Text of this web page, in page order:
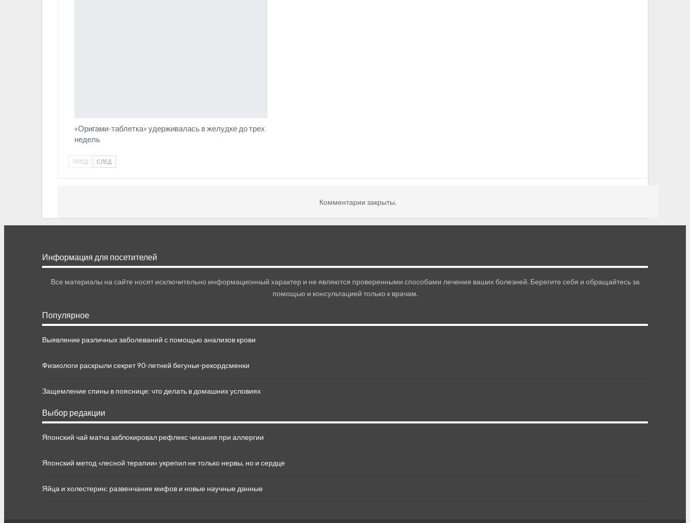
«Оригами-таблетка» удерживалась в желудке до трех
недель
ПРЕД СЛЕД
Комментарии закрыты.
Информация для посетителей
Все материалы на сайте носят исключительно информационный характер и не являются проверенными способами лечения ваших болезней. Берегите себя и обращайтесь за
помощью и консультацией только к врачам.
Популярное
Выявление различных заболеваний с помощью анализов крови
Физиологи раскрыли секрет 90-летней бегуньи-рекордсменки
Защемление спины в пояснице: что делать в домашних условиях
Выбор редакции
Японский чай матча заблокировал рефлекс чихания при аллергии
Японский метод «лесной терапии» укрепил не только нервы, но и сердце
Яйца и холестерин: развенчание мифов и новые научные данные